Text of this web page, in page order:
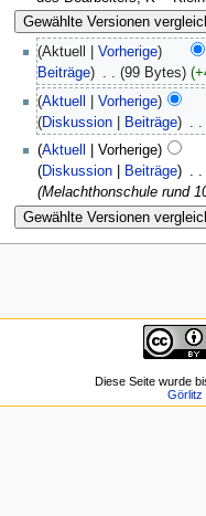
(Aktuell | Vorherige)
Beiträge) . . (99 Bytes)
(Aktuell Vorherige)
(Diskussion Beiträge)
(Aktuell | Vorherige)
(Diskussion Beiträge) . .
(Melachthonschule rund
Diese Seite wurde
Görlitz